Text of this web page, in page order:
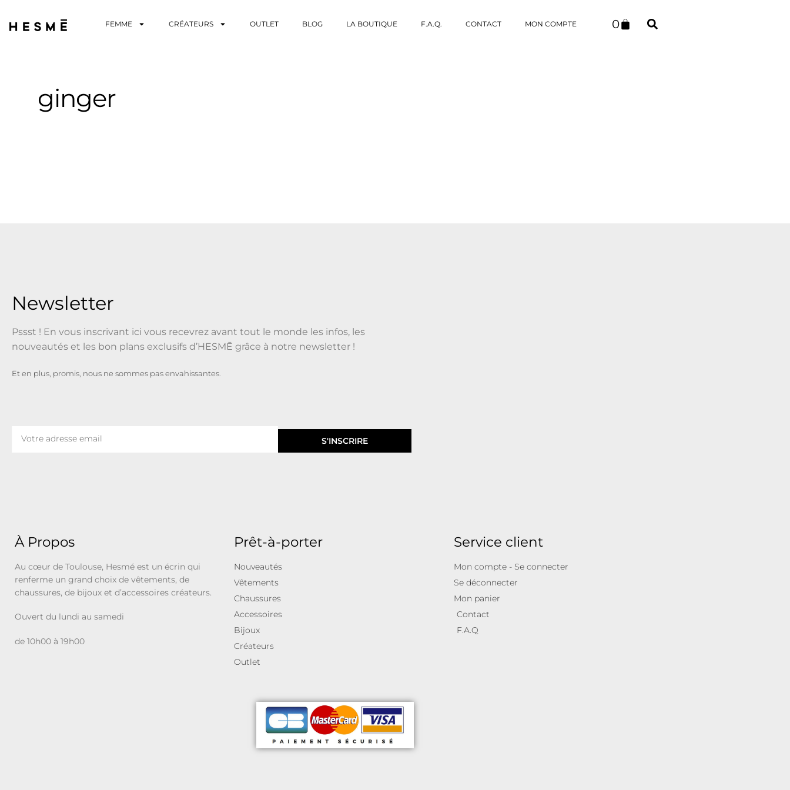
FEMME CRÉATEURS OUTLET BLOG LA BOUTIQUE F.A.Q. CONTACT MON COMPTE 0
ginger
Newsletter
Pssst ! En vous inscrivant ici vous recevrez avant tout le monde les infos, les
nouveautés et les bon plans exclusifs d’HESMĒ grâce à notre newsletter !
Et en plus, promis, nous ne sommes pas envahissantes.
S'INSCRIRE
À Propos
Au cœur de Toulouse, Hesmé est un écrin qui
renferme un grand choix de vêtements, de
chaussures, de bijoux et d’accessoires créateurs.
Ouvert du lundi au samedi
de 10h00 à 19h00
Prêt-à-porter
Nouveautés
Vêtements
Chaussures
Accessoires
Bijoux
Créateurs
Outlet
Service client
Mon compte - Se connecter
Se déconnecter
Mon panier
Contact
F.A.Q